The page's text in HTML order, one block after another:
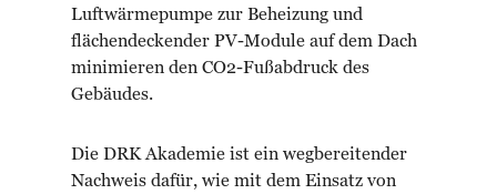
Luftwärmepumpe zur Beheizung und
flächendeckender PV-Module auf dem Dach
minimieren den CO2-Fußabdruck des
Gebäudes.
Die DRK Akademie ist ein wegbereitender
Nachweis dafür, wie mit dem Einsatz von